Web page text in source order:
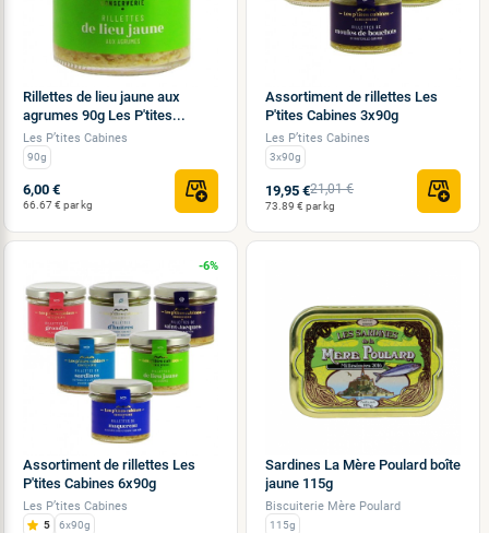
Rillettes de lieu jaune aux
agrumes 90g Les P'tites...
Les P’tites Cabines
90g
6,00 €
66.67 € par kg
Assortiment de rillettes Les
P'tites Cabines 3x90g
Les P’tites Cabines
3x90g
19,95 €21,01 €
73.89 € par kg
-6%
Assortiment de rillettes Les
P'tites Cabines 6x90g
Les P’tites Cabines
5 6x90g
Sardines La Mère Poulard boîte
jaune 115g
Biscuiterie Mère Poulard
115g